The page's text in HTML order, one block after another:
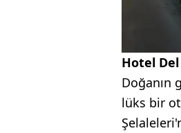
Hotel
Doğanın
lüks bir